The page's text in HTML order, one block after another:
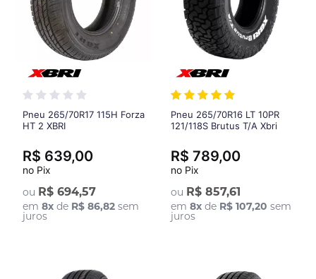
Pneu 265/70R17 115H Forza
HT 2 XBRI
ou R$ 694,57
em8x de R$ 86,82 sem
juros
R$ 639,00
no Pix
Pneu 265/70R16 LT 10PR
121/118S Brutus T/A Xbri
ou R$ 857,61
em 8xde R$ 107,20 sem
juros
R$ 789,00
no Pix